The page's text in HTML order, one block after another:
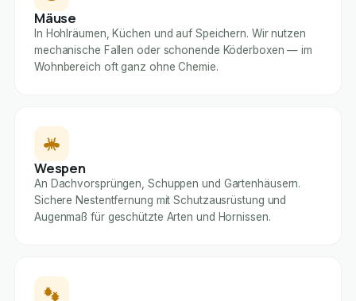
Mäuse
In Hohlräumen, Küchen und auf Speichern. Wir nutzen
mechanische Fallen oder schonende Köderboxen — im
Wohnbereich oft ganz ohne Chemie.
Wespen
An Dachvorsprüngen, Schuppen und Gartenhäusern.
Sichere Nestentfernung mit Schutzausrüstung und
Augenmaß für geschützte Arten und Hornissen.